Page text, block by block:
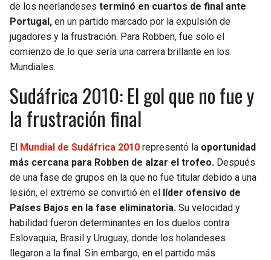
SAINTS
BUCCANEERS
de los neerlandeses terminó en cuartos de final ante
Portugal, en un partido marcado por la expulsión de
jugadores y la frustración. Para Robben, fue solo el
comienzo de lo que sería una carrera brillante en los
Mundiales.
Sudáfrica 2010: El gol que no fue y
la frustración final
El Mundial de Sudáfrica 2010 representó la oportunidad
más cercana para Robben de alzar el trofeo. Después
de una fase de grupos en la que no fue titular debido a una
lesión, el extremo se convirtió en el
líder ofensivo de
Países Bajos en la fase eliminatoria. Su velocidad y
habilidad fueron determinantes en los duelos contra
Eslovaquia, Brasil y Uruguay, donde los holandeses
llegaron a la final. Sin embargo, en el partido más